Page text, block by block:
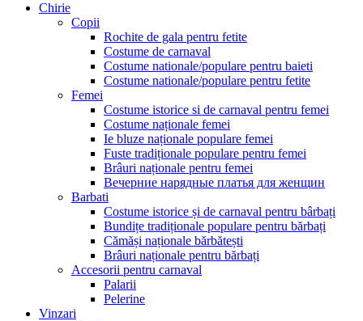
Chirie
Copii
Rochite de gala pentru fetite
Costume de carnaval
Costume nationale/populare pentru baieti
Costume nationale/populare pentru fetite
Femei
Costume istorice si de carnaval pentru femei
Costume naționale femei
Ie bluze naționale populare femei
Fuste tradiționale populare pentru femei
Brâuri naționale pentru femei
Вечерние нарядные платья для женщин
Barbati
Costume istorice și de carnaval pentru bârbați
Bundițe tradiționale populare pentru bărbați
Cămăși naționale bărbătești
Brâuri naționale pentru bărbați
Accesorii pentru carnaval
Palarii
Pelerine
Vinzari